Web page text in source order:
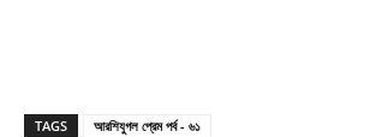
TAGS আরশিযুগল প্রেম পর্ব - ৬১